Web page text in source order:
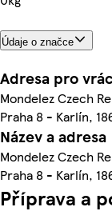
Údaje o značce
Adresa pro
Mondelez Czech
Praha 8 - Karlín,
Název a adresa
Mondelez Czech
Praha 8 - Karlín,
Příprava a